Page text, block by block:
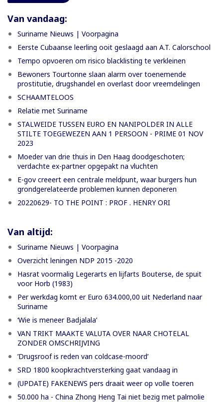
Van vandaag:
Suriname Nieuws | Voorpagina
Eerste Cubaanse leerling ooit geslaagd aan A.T. Calorschool
Tempo opvoeren om risico blacklisting te verkleinen
Bewoners Tourtonne slaan alarm over toenemende
prostitutie, drugshandel en overlast door vreemdelingen
SCHAAMTELOOS
Relatie met Suriname
STALWEIDE TUSSEN EURO EN NANIPOLDER IN ALLE
STILTE TOEGEWEZEN AAN 1 PERSOON - PRIME 01 NOV
2023
Moeder van drie thuis in Den Haag doodgeschoten;
verdachte ex-partner opgepakt na vluchten
E-gov creeert een centrale meldpunt, waar burgers hun
grondgerelateerde problemen kunnen deponeren
20220629- TO THE POINT : PROF . HENRY ORI
Van altijd:
Suriname Nieuws | Voorpagina
Overzicht leningen NDP 2015 -2020
Hasrat voormalig Legerarts en lijfarts Bouterse, de spuit
voor Horb (1983)
Per werkdag komt er Euro 634.000,00 uit Nederland naar
Suriname
‘Wie is meneer Badjalala’
VAN TRIKT MAAKTE VALUTA OVER NAAR CHOTELAL
ZONDER OMSCHRIJVING
’Drugsroof is reden van coldcase-moord’
SRD 1800 koopkrachtversterking gaat vandaag in
(UPDATE) FAKENEWS pers draait weer op volle toeren
50.000 ha - China Zhong Heng Tai niet bezig met palmolie